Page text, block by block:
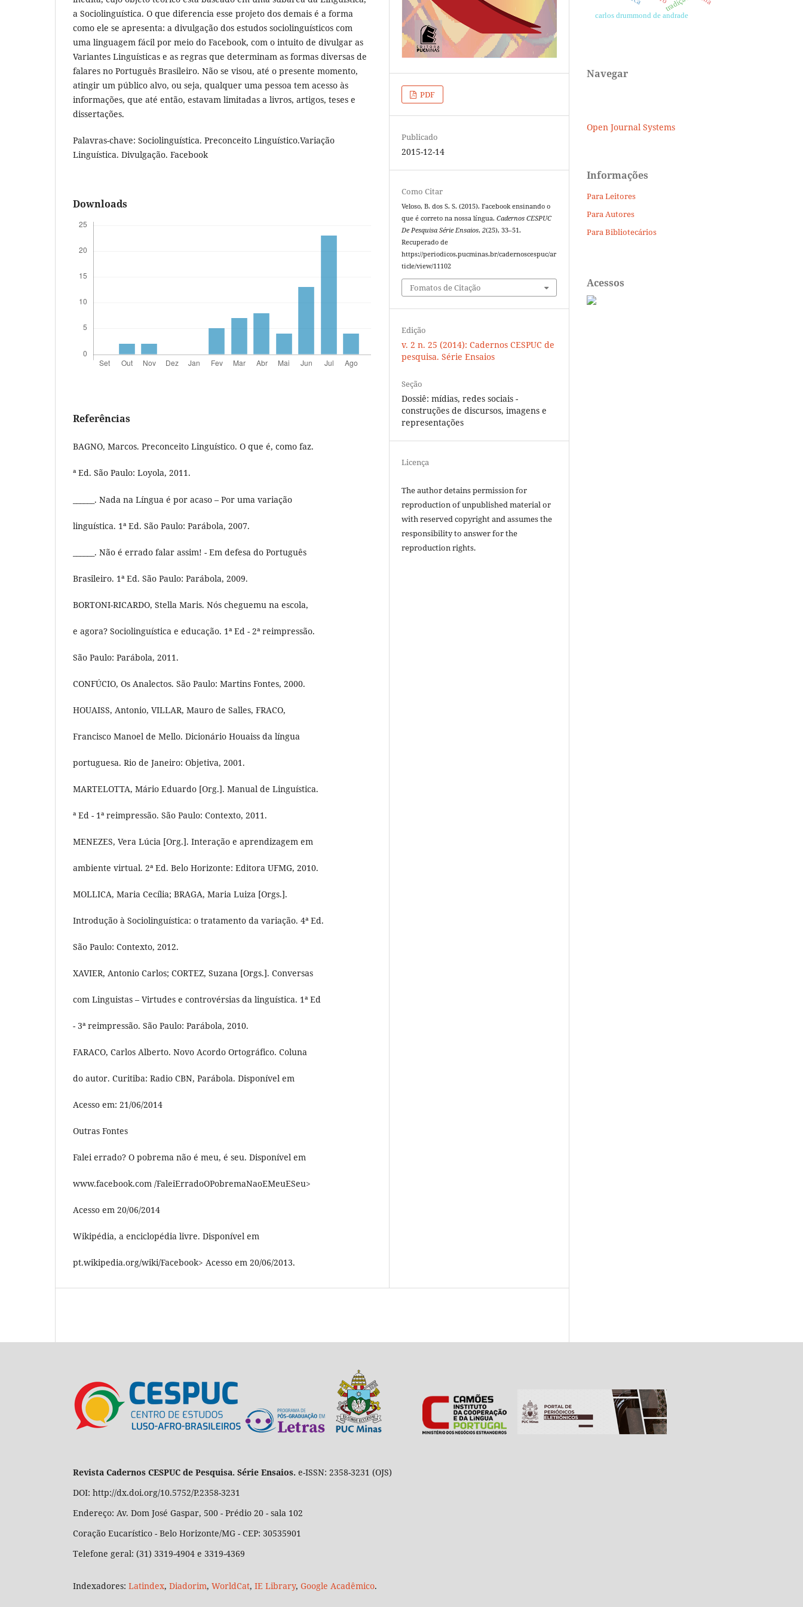
a Sociolinguística. O que diferencia esse projeto dos demais é a forma
como ele se apresenta: a divulgação dos estudos sociolinguísticos com
uma linguagem fácil por meio do Facebook, com o intuito de divulgar as
Variantes Linguísticas e as regras que determinam as formas diversas de
falares no Português Brasileiro. Não se visou, até o presente momento,
atingir um público alvo, ou seja, qualquer uma pessoa tem acesso às
informações, que até então, estavam limitadas a livros, artigos, teses e
dissertações.
Palavras-chave: Sociolinguística. Preconceito Linguístico.Variação
Linguística. Divulgação. Facebook
Downloads
Referências
BAGNO, Marcos. Preconceito Linguístico. O que é, como faz.
ª Ed. São Paulo: Loyola, 2011.
______. Nada na Língua é por acaso – Por uma variação
linguística. 1ª Ed. São Paulo: Parábola, 2007.
______. Não é errado falar assim! - Em defesa do Português
Brasileiro. 1ª Ed. São Paulo: Parábola, 2009.
BORTONI-RICARDO, Stella Maris. Nós cheguemu na escola,
e agora? Sociolinguística e educação. 1ª Ed - 2ª reimpressão.
São Paulo: Parábola, 2011.
CONFÚCIO, Os Analectos. São Paulo: Martins Fontes, 2000.
HOUAISS, Antonio, VILLAR, Mauro de Salles, FRACO,
Francisco Manoel de Mello. Dicionário Houaiss da língua
portuguesa. Rio de Janeiro: Objetiva, 2001.
MARTELOTTA, Mário Eduardo [Org.]. Manual de Linguística.
ª Ed - 1ª reimpressão. São Paulo: Contexto, 2011.
MENEZES, Vera Lúcia [Org.]. Interação e aprendizagem em
ambiente virtual. 2ª Ed. Belo Horizonte: Editora UFMG, 2010.
MOLLICA, Maria Cecília; BRAGA, Maria Luiza [Orgs.].
Introdução à Sociolinguística: o tratamento da variação. 4ª Ed.
São Paulo: Contexto, 2012.
XAVIER, Antonio Carlos; CORTEZ, Suzana [Orgs.]. Conversas
com Linguistas – Virtudes e controvérsias da linguística. 1ª Ed
- 3ª reimpressão. São Paulo: Parábola, 2010.
FARACO, Carlos Alberto. Novo Acordo Ortográfico. Coluna
do autor. Curitiba: Radio CBN, Parábola. Disponível em
Acesso em: 21/06/2014
Outras Fontes
Falei errado? O pobrema não é meu, é seu. Disponível em
www.facebook.com /FaleiErradoOPobremaNaoEMeuESeu>
Acesso em 20/06/2014
Wikipédia, a enciclopédia livre. Disponível em
pt.wikipedia.org/wiki/Facebook> Acesso em 20/06/2013.
PDF
Publicado
2015-12-14
Como Citar
Veloso, B. dos S. S. (2015). Facebook ensinando o
que é correto na nossa língua.Cadernos CESPUC
De Pesquisa Série Ensaios,2(25), 33–51.
Recuperado de
https://periodicos.pucminas.br/cadernoscespuc/ar
ticle/view/11102
Fomatos de Citação
Edição
v. 2 n. 25 (2014): Cadernos CESPUC de
pesquisa. Série Ensaios
Seção
Dossiê: mídias, redes sociais -
construções de discursos, imagens e
representações
Licença
The author detains permission for
reproduction of unpublished material or
with reserved copyright and assumes the
responsibility to answer for the
reproduction rights.
carlos drummond de andrade
Navegar
Open Journal Systems
Informações
Para Leitores
Para Autores
Para Bibliotecários
Acessos
Revista Cadernos CESPUC de Pesquisa. Série Ensaios. e-ISSN: 2358-3231 (OJS)
DOI: http://dx.doi.org/10.5752/P.2358-3231
Endereço: Av. Dom José Gaspar, 500 - Prédio 20 - sala 102
Coração Eucarístico - Belo Horizonte/MG - CEP: 30535901
Telefone geral: (31) 3319-4904 e 3319-4369
Indexadores: Latindex, Diadorim, WorldCat, IE Library, Google Acadêmico.